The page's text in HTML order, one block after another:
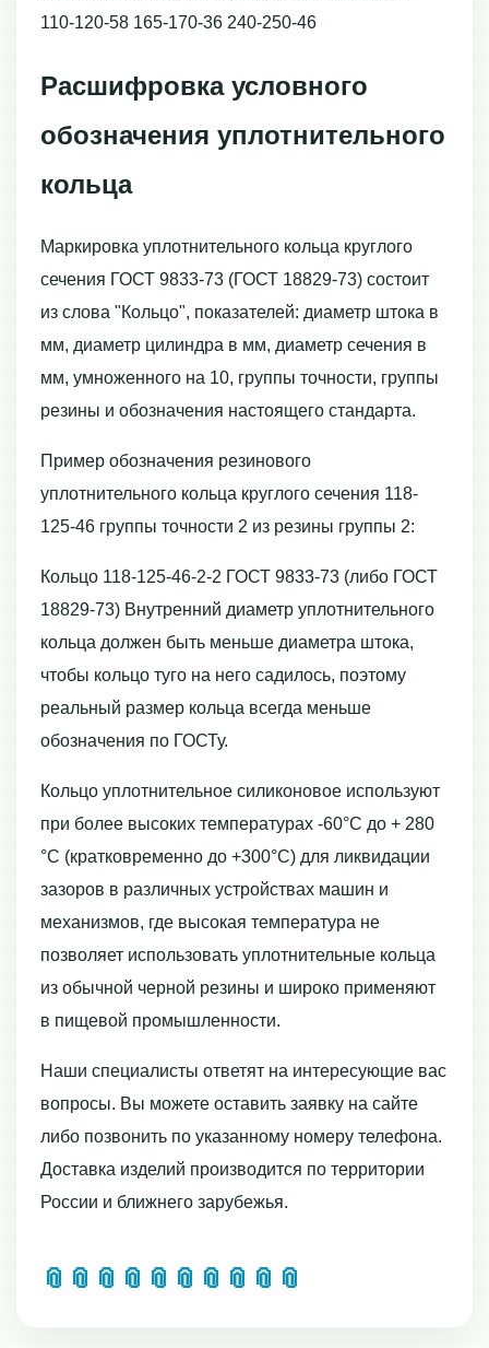
110-120-58 165-170-36 240-250-46
Расшифровка условного
обозначения уплотнительного
кольца
Маркировка уплотнительного кольца круглого
сечения ГОСТ 9833-73 (ГОСТ 18829-73) состоит
из слова "Кольцо", показателей: диаметр штока в
мм, диаметр цилиндра в мм, диаметр сечения в
мм, умноженного на 10, группы точности, группы
резины и обозначения настоящего стандарта.
Пример обозначения резинового
уплотнительного кольца круглого сечения 118-
125-46 группы точности 2 из резины группы 2:
Кольцо 118-125-46-2-2 ГОСТ 9833-73 (либо ГОСТ
18829-73) Внутренний диаметр уплотнительного
кольца должен быть меньше диаметра штока,
чтобы кольцо туго на него садилось, поэтому
реальный размер кольца всегда меньше
обозначения по ГОСТу.
Кольцо уплотнительное силиконовое используют
при более высоких температурах -60°С до + 280
°С (кратковременно до +300°С) для ликвидации
зазоров в различных устройствах машин и
механизмов, где высокая температура не
позволяет использовать уплотнительные кольца
из обычной черной резины и широко применяют
в пищевой промышленности.
Наши специалисты ответят на интересующие вас
вопросы. Вы можете оставить заявку на сайте
либо позвонить по указанному номеру телефона.
Доставка изделий производится по территории
России и ближнего зарубежья.
📎 📎 📎 📎 📎 📎 📎 📎 📎 📎